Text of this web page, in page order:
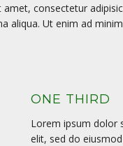
consectetur
aliqua. Ut enim ad minim
ONE THIRD
Lorem ipsum dolor
elit, sed do